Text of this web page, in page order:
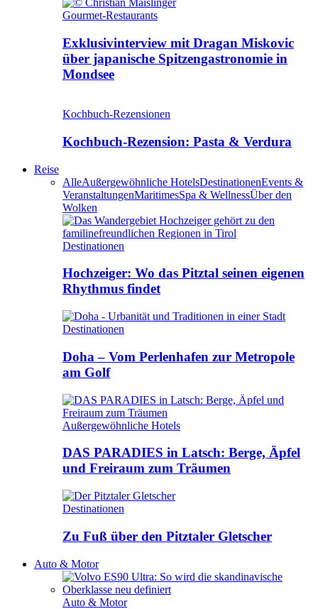
Gourmet-Restaurants
Exklusivinterview mit Dragan Miskovic
über japanische Spitzengastronomie in
Mondsee
Kochbuch-Rezensionen
Kochbuch-Rezension: Pasta & Verdura
Reise
AlleAußergewöhnliche HotelsDestinationenEvents &
VeranstaltungenMaritimesSpa & WellnessÜber den
Wolken
Destinationen
Hochzeiger: Wo das Pitztal seinen eigenen
Rhythmus findet
Destinationen
Doha – Vom Perlenhafen zur Metropole
am Golf
Außergewöhnliche Hotels
DAS PARADIES in Latsch: Berge, Äpfel
und Freiraum zum Träumen
Destinationen
Zu Fuß über den Pitztaler Gletscher
Auto & Motor
Auto & Motor